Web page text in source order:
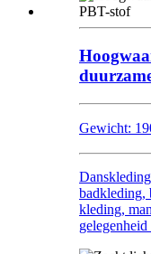
Gewicht:
badkleding,
kleding,